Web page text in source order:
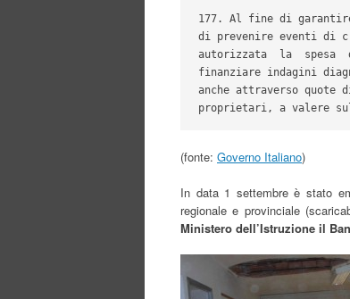
177. Al fine di
di prevenire eventi
autorizzata  la  spesa
finanziare indagini
anche attraverso
proprietari, a valere sul
(fonte: Governo Italiano)
In data 1 settembre è stato
regionale e provinciale
Ministero dell’Istruzione il